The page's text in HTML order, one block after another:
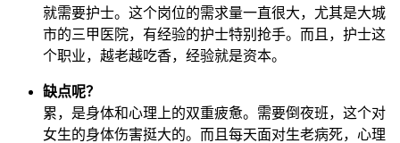
就需要护士。这个岗位的需求量一直很大，尤其是大城
市的三甲医院，有经验的护士特别抢手。而且，护士这
个职业，越老越吃香，经验就是资本。
缺点呢？
累，是身体和心理上的双重疲惫。需要倒夜班，这个对
女生的身体伤害挺大的。而且每天面对生老病死，心理